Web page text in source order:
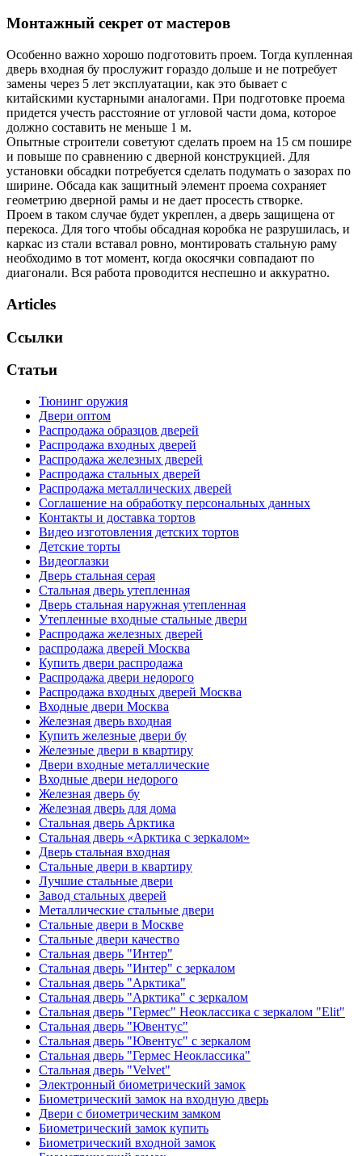
Монтажный секрет от мастеров
Особенно важно хорошо подготовить проем. Тогда купленная
дверь входная бу прослужит гораздо дольше и не потребует
замены через 5 лет эксплуатации, как это бывает с
китайскими кустарными аналогами. При подготовке проема
придется учесть расстояние от угловой части дома, которое
должно составить не меньше 1 м.
Опытные строители советуют сделать проем на 15 см пошире
и повыше по сравнению с дверной конструкцией. Для
установки обсадки потребуется сделать подумать о зазорах по
ширине. Обсада как защитный элемент проема сохраняет
геометрию дверной рамы и не дает просесть створке.
Проем в таком случае будет укреплен, а дверь защищена от
перекоса. Для того чтобы обсадная коробка не разрушилась, и
каркас из стали вставал ровно, монтировать стальную раму
необходимо в тот момент, когда окосячки совпадают по
диагонали. Вся работа проводится неспешно и аккуратно.
Articles
Ссылки
Статьи
Тюнинг оружия
Двери оптом
Распродажа образцов дверей
Распродажа входных дверей
Распродажа железных дверей
Распродажа стальных дверей
Распродажа металлических дверей
Соглашение на обработку персональных данных
Контакты и доставка тортов
Видео изготовления детских тортов
Детские торты
Видеоглазки
Дверь стальная серая
Стальная дверь утепленная
Дверь стальная наружная утепленная
Утепленные входные стальные двери
Распродажа железных дверей
распродажа дверей Москва
Купить двери распродажа
Распродажа двери недорого
Распродажа входных дверей Москва
Входные двери Москва
Железная дверь входная
Купить железные двери бу
Железные двери в квартиру
Двери входные металлические
Входные двери недорого
Железная дверь бу
Железная дверь для дома
Стальная дверь Арктика
Стальная дверь «Арктика с зеркалом»
Дверь стальная входная
Стальные двери в квартиру
Лучшие стальные двери
Завод стальных дверей
Металлические стальные двери
Стальные двери в Москве
Стальные двери качество
Стальная дверь "Интер"
Стальная дверь "Интер" с зеркалом
Стальная дверь "Арктика"
Стальная дверь "Арктика" с зеркалом
Стальная дверь "Гермес" Неоклассика с зеркалом "Elit"
Стальная дверь "Ювентус"
Стальная дверь "Ювентус" с зеркалом
Стальная дверь "Гермес Неоклассика"
Стальная дверь "Velvet"
Электронный биометрический замок
Биометрический замок на входную дверь
Двери с биометрическим замком
Биометрический замок купить
Биометрический входной замок